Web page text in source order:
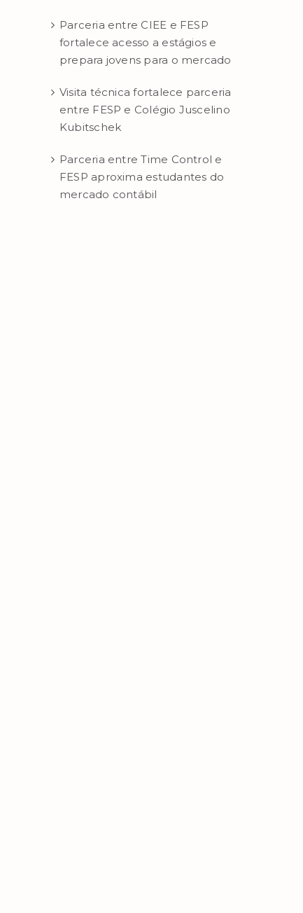
Parceria entre CIEE e FESP
fortalece acesso a estágios e
prepara jovens para o mercado
Visita técnica fortalece parceria
entre FESP e Colégio Juscelino
Kubitschek
Parceria entre Time Control e
FESP aproxima estudantes do
mercado contábil